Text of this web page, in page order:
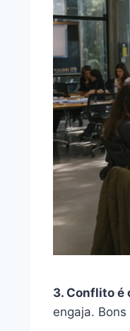
3. Conflito é
engaja. Bons